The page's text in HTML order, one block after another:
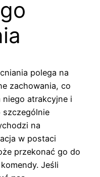
polega na
zachowania, co
niego atrakcyjne i
szczególnie
na
w postaci
przekonać go do
Jeśli